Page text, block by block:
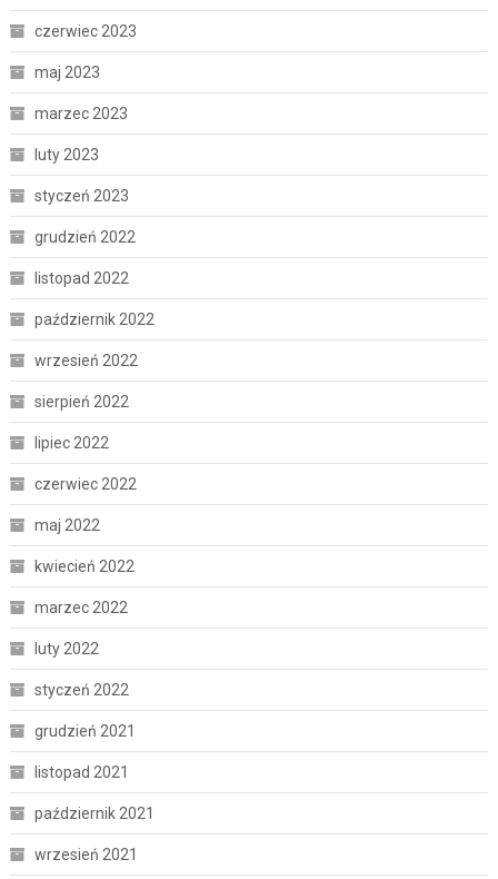
czerwiec 2023
maj 2023
marzec 2023
luty 2023
styczeń 2023
grudzień 2022
listopad 2022
październik 2022
wrzesień 2022
sierpień 2022
lipiec 2022
czerwiec 2022
maj 2022
kwiecień 2022
marzec 2022
luty 2022
styczeń 2022
grudzień 2021
listopad 2021
październik 2021
wrzesień 2021